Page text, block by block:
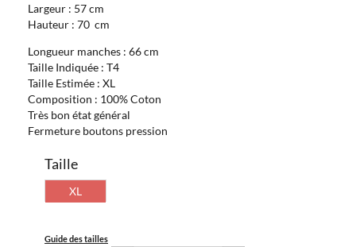
Largeur : 57 cm
Hauteur : 70 cm
Longueur manches : 66 cm
Taille Indiquée : T4
Taille Estimée : XL
Composition : 100% Coton
Très bon état général
Fermeture boutons pression
Taille
XL
Guide des tailles